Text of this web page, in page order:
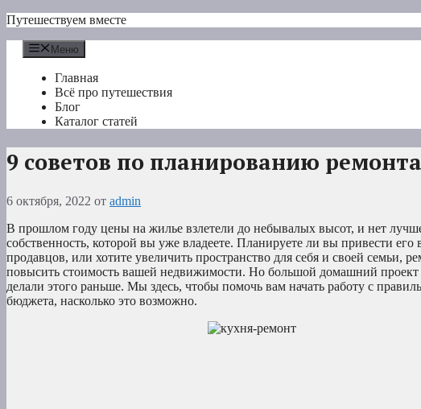
Перейти
содержимому
Путешествуем вместе
Меню
Главная
Всё про путешествия
Блог
Каталог статей
9 советов по планированию
6 октября, 2022 от admin
В прошлом году цены на жилье взлетели до небывалых высот, и нет
собственность, которой вы уже владеете. Планируете ли вы привести
продавцов, или хотите увеличить пространство для себя и своей
повысить стоимость вашей недвижимости. Но большой домашний проект
делали этого раньше. Мы здесь, чтобы помочь вам начать работу с
бюджета, насколько это возможно.